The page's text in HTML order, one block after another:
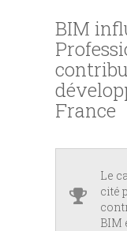
BIM
France
Le
cité
BIM